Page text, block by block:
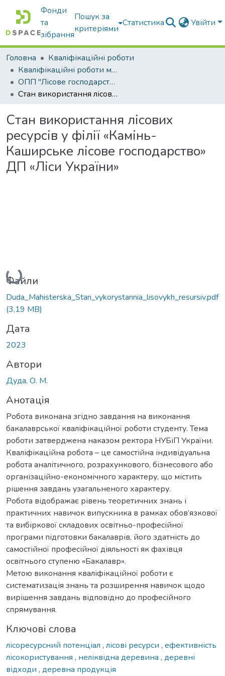
Фонди
та
зібрання
Пошук за
критеріями
Статистика Увійти
Головна
Кваліфікаційні роботи
Кваліфікаційні роботи магістрів
ОПП "Лісове господарство"
Стан використання лісових ресурсів у філії «Камінь-Каширське лісове господарство» ДП «Ліси України»
Стан використання лісових
ресурсів у філії «Камінь-
Каширське лісове господарство»
ДП «Ліси України»
Вантажиться...
Файли
Duda_Mahisterska_Stan_vykorystannia_lisovykh_resursiv.pdf
(3,19 MB)
Дата
2023
Автори
Дуда, О. М.
Анотація
Робота виконана згідно завдання на виконання
бакалаврської кваліфікаційної роботи студенту. Тема
роботи затверджена наказом ректора НУБіП України.
Кваліфікаційна робота – це самостійна індивідуальна
робота аналітичного, розрахункового, бізнесового або
організаційно-економічного характеру, що містить
рішення завдань узагальненого характеру.
Робота відображає рівень теоретичних знань і
практичних навичок випускника в рамках обов’язкової
та вибіркової складових освітньо-професійної
програми підготовки бакалаврів, його здатність до
самостійної професійної діяльності як фахівця
освітнього ступеню «Бакалавр».
Метою виконання кваліфікаційної роботи є
систематизація знань та розширення навичок щодо
вирішення завдань відповідно до професійного
спрямування.
Ключові слова
лісоресурсний потенціал , лісові ресурси , ефективність
лісокористування , неліквідна деревина , деревні
відходи , деревна продукція